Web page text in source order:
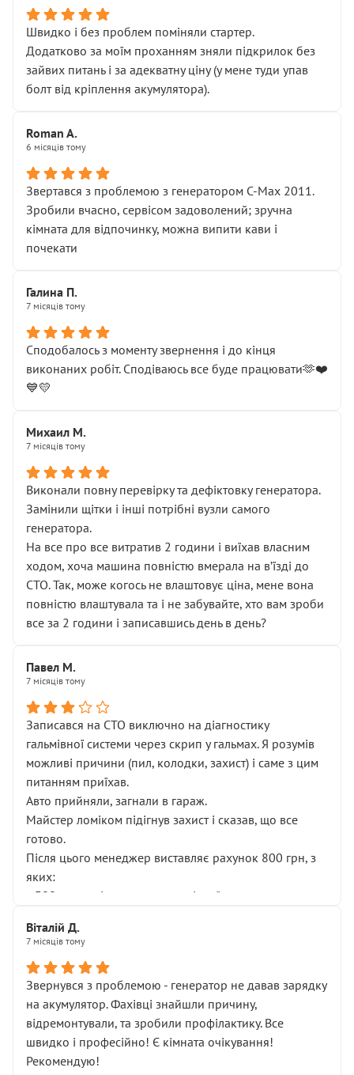
Швидко і без проблем поміняли стартер.
Додатково за моїм проханням зняли підкрилок без
зайвих питань і за адекватну ціну (у мене туди упав
болт від кріплення акумулятора).
Roman A.
6 місяців тому
Звертався з проблемою з генератором C-Max 2011.
Зробили вчасно, сервісом задоволений; зручна
кімната для відпочинку, можна випити кави і
почекати
Галина П.
7 місяців тому
Сподобалось з моменту звернення і до кінця
виконаних робіт. Сподіваюсь все буде працювати🫶❤️
💙💛
Михаил М.
7 місяців тому
Виконали повну перевірку та дефіктовку генератора.
Замінили щітки і інші потрібні вузли самого
генератора.
На все про все витратив 2 години і виїхав власним
ходом, хоча машина повністю вмерала на вʼїзді до
СТО. Так, може когось не влаштовує ціна, мене вона
повністю влаштувала та і не забувайте, хто вам зроби
все за 2 години і записавшись день в день?
Павел М.
7 місяців тому
Записався на СТО виключно на діагностику
гальмівної системи через скрип у гальмах. Я розумів
можливі причини (пил, колодки, захист) і саме з цим
питанням приїхав.
Авто прийняли, загнали в гараж.
Майстер ломіком підігнув захист і сказав, що все
готово.
Після цього менеджер виставляє рахунок 800 грн, з
яких:
• 300 грн — діагностика гальмівної системи
НЕ погоджував
послуга. Тим більше, я був поруч і жодної реальної
діагностики ходової не проводилось. Після
зауваження гроші за цю “послугу” повернули, що
лише підтвердило мою правоту.
Але головне — я виїжджаю з боксу, і скрип у гальмах
залишився таким самим, як і був. Тобто оплачена
Віталій Д.
7 місяців тому
Звернувся з проблемою - генератор не давав зарядку
на акумулятор. Фахівці знайшли причину,
відремонтували, та зробили профілактику. Все
швидко і професійно! Є кімната очікування!
Рекомендую!